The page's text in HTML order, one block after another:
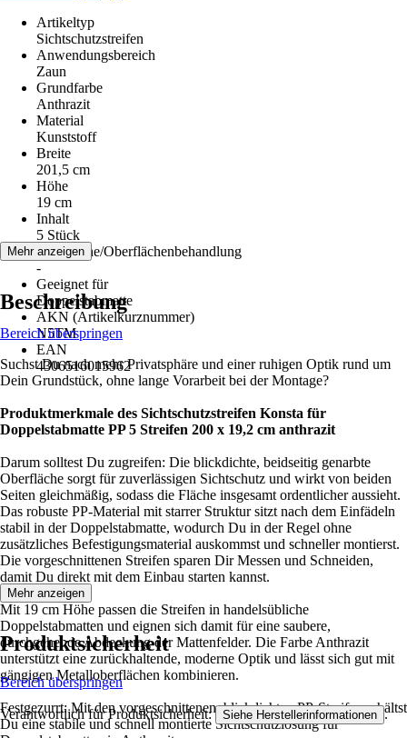
Artikeltyp
Sichtschutzstreifen
Anwendungsbereich
Zaun
Grundfarbe
Anthrazit
Material
Kunststoff
Breite
201,5 cm
Höhe
19 cm
Inhalt
5 Stück
Oberfläche/Oberflächenbehandlung
-
Geeignet für
Doppelstabmatte
AKN (Artikelkurznummer)
N5TM
EAN
4306516015962
Mehr anzeigen
Beschreibung
Bereich überspringen
Suchst Du nach mehr Privatsphäre und einer ruhigen Optik rund um
Dein Grundstück, ohne lange Vorarbeit bei der Montage?
Produktmerkmale des Sichtschutzstreifen Konsta für
Doppelstabmatte PP 5 Streifen 200 x 19,2 cm anthrazit
Darum solltest Du zugreifen: Die blickdichte, beidseitig genarbte
Oberfläche sorgt für zuverlässigen Sichtschutz und wirkt von beiden
Seiten gleichmäßig, sodass die Fläche insgesamt ordentlicher aussieht.
Das robuste PP-Material mit starrer Struktur sitzt nach dem Einfädeln
stabil in der Doppelstabmatte, wodurch Du in der Regel ohne
zusätzliches Befestigungsmaterial auskommst und schneller montierst.
Die vorgeschnittenen Streifen sparen Dir Messen und Schneiden,
damit Du direkt mit dem Einbau starten kannst.
Mit 19 cm Höhe passen die Streifen in handelsübliche
Doppelstabmatten und eignen sich damit für eine saubere,
durchgehende Abdeckung der Mattenfelder. Die Farbe Anthrazit
unterstützt eine zurückhaltende, moderne Optik und lässt sich gut mit
gängigen Metalloberflächen kombinieren.
Festgezurrt: Mit den vorgeschnittenen, blickdichten PP-Streifen erhältst
Du eine stabile und schnell montierte Sichtschutzlösung für
Mehr anzeigen
Produktsicherheit
Bereich überspringen
Verantwortlich für Produktsicherheit: Siehe Herstellerinformationen .